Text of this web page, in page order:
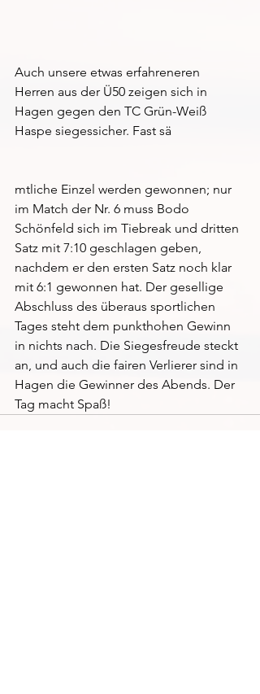
Auch unsere etwas erfahreneren
Herren aus der Ü50 zeigen sich in
Hagen gegen den TC Grün-Weiß
Haspe siegessicher. Fast sä
mtliche Einzel werden gewonnen; nur
im Match der Nr. 6 muss Bodo
Schönfeld sich im Tiebreak und dritten
Satz mit 7:10 geschlagen geben,
nachdem er den ersten Satz noch klar
mit 6:1 gewonnen hat. Der gesellige
Abschluss des überaus sportlichen
Tages steht dem punkthohen Gewinn
in nichts nach. Die Siegesfreude steckt
an, und auch die fairen Verlierer sind in
Hagen die Gewinner des Abends. Der
Tag macht Spaß!